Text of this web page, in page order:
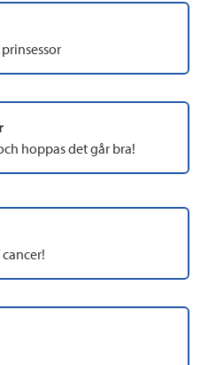
hoppas det går bra!